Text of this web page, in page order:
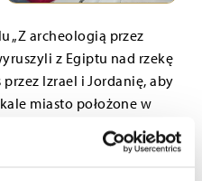
„Z archeologią przez
z Egiptu nad rzekę
Izrael i Jordanię, aby
miasto położone w
Podróżnicy obejrzeli
historyczne miejsca